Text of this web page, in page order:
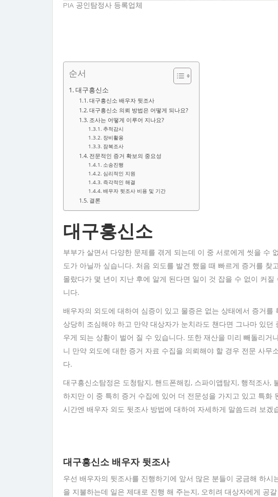
PIA 공인탐정사 등록업체
순서
대구흥신소
대구흥신소 배우자 뒷조사
대구흥신소 의뢰 방법은 어떻게 되나요?
조사는 어떻게 이루어 지나요?
추적감시
장비활용
잠복조사
전문적인 증거 확보의 중요성
소송진행
심리적인 지원
즉각적인 해결
배우자 뒷조사 비용 및 기간
결론
대구흥신소
부부가 살면서 다양한 문제를 겪게 되는데 이 중 서로에게 씻을 수
도가 아닐까 싶습니다. 처음 외도를 발견 했을 때 빠르게 증거를 찾
몰랐다가 몇 년이 지난 후에 알게 된다면 일이 것 잡을 수 없이 커
니다.
배우자의 외도에 대하여 심증이 있고 물증은 없는 상태에서 증거
상당히 조심해야 하고 만약 대상자가 눈치라도 챈다면 그나마 있
우게 되는 상황이 벌어 질 수 있습니다. 또한 재산을 미리 빼돌리거
니 만약 외도에 대한 증거 자료 수집을 의뢰해야 할 경우 전문 사무
다.
대구흥신소탐정은 도청탐지, 핸드폰해킹, 스파이앱탐지, 행적조사,
하지만 이 중 특히 증거 수집에 있어 더 전문성을 가지고 있고 특화
시간엔 배우자 외도 뒷조사 방법에 대하여 자세하게 말씀드려 보겠
대구흥신소 배우자 뒷조사
우선 배우자의 뒷조사를 진행하기에 앞서 많은 분들이 궁금해 하
을 지불하는데 일은 제대로 진행 해 주는지, 오히려 대상자에게 공